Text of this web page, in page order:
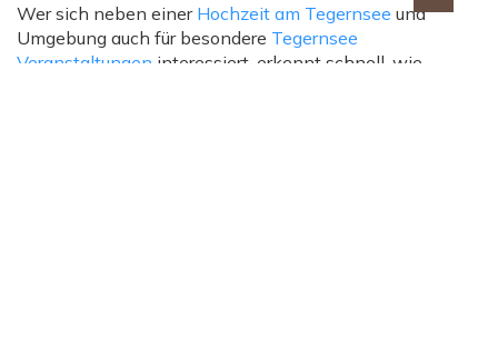
Wer sich neben einer Hochzeit am Tegernsee und
Umgebung auch für besondere Tegernsee
Veranstaltungen interessiert, erkennt schnell, wie